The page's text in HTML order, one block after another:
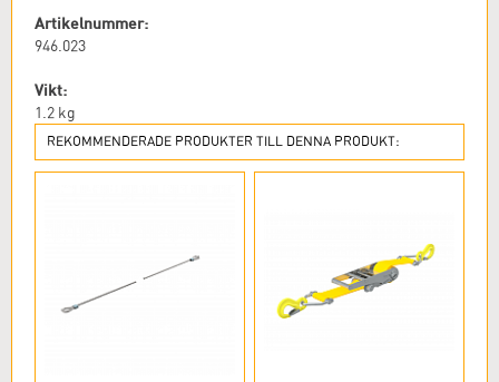
Artikelnummer:
946.023
Vikt:
1.2 kg
REKOMMENDERADE PRODUKTER TILL DENNA PRODUKT: